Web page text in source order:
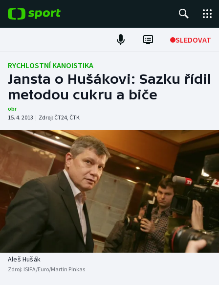
SLEDOVAT
Fotbal
Hokej
Atletika
Cyklistika
DALŠÍ SPORTY
Americký fotbal
Basketbal
Biatlon
NEPŘEHLÉDNĚTE
Historické návraty
Aplikace ČT sport
RYCHLOSTNÍ KANOISTIKA
Jansta o Hušákovi: Sazku řídil
metodou cukru a biče
obr
15. 4. 2013 | Zdroj: ČT24, ČTK
Aleš Hušák
Zdroj: ISIFA/Euro/Martin Pinkas